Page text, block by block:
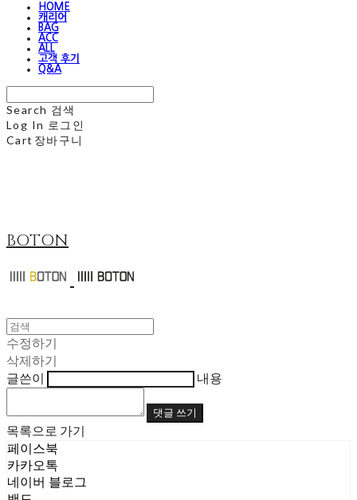
HOME
캐리어
BAG
ACC
ALL
고객 후기
Q&A
Search 검색
Log In 로그인
Cart 장바구니
BOTON
수정하기
삭제하기
글쓴이
내용
댓글 쓰기
목록으로 가기
페이스북
카카오톡
네이버 블로그